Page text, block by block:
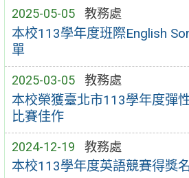
2025-05-05 教務處
本校113學年度班際English
單
2025-03-05 教務處
本校榮獲臺北市113學年度彈
比賽佳作
2024-12-19 教務處
本校113學年度英語競賽得獎